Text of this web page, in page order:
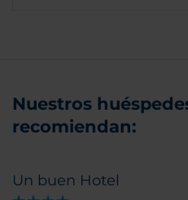
Nuestros
recomiendan:
Un buen Hotel